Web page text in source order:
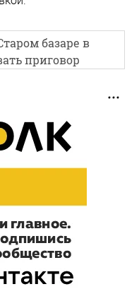
базаре в
приговор